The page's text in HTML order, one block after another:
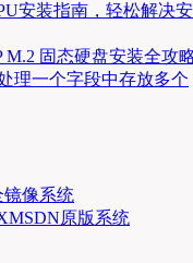
安装指南，轻松解决安
M.2 固态硬盘安装全攻
理一个字段中存放多个
镜像系统
原版系统